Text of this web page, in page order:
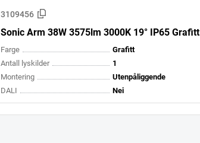
3109456
Sonic Arm 38W 3575lm 3000K 19° IP65 Grafitt
Farge Grafitt
Antall lyskilder
1
Montering
Utenpåliggende
DALI
Nei